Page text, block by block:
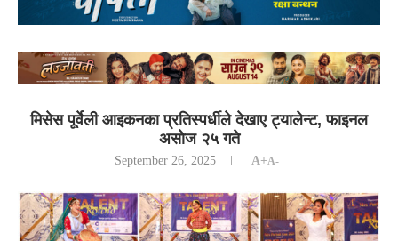
मिसेस पूर्वेली आइकनका प्रतिस्पर्धीले देखाए ट्यालेन्ट, फाइनल
असोज २५ गते
September 26, 2025 A+A-